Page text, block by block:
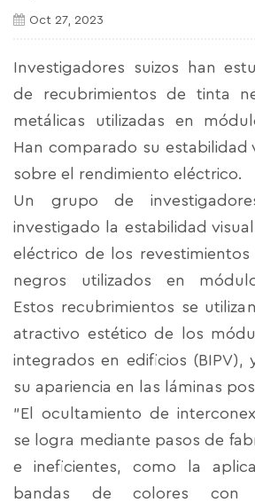
Oct 27, 2023
Investigadores suizos han
de recubrimientos de tinta
metálicas utilizadas en
Han comparado su estabilidad
sobre el rendimiento eléctrico.
Un grupo de
investigado la estabilidad
eléctrico de los revestimientos
negros utilizados en
Estos recubrimientos se
atractivo estético de los
integrados en edificios (BIPV),
su apariencia en las láminas
"El ocultamiento de
se logra mediante pasos de
e ineficientes, como la
bandas de colores con